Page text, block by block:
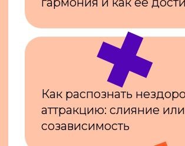
ИНТЕНСИВ БУДЕТ ПОЛЕЗЕН
ПАРАМ, КОТОРЫЕ ХОТЯТ
ПОСТРОИТЬ ГАРМОНИЧНЫЕ
ОТНОШЕНИЯ — И НЕ ТОЛЬКО